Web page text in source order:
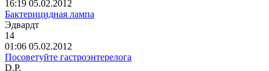
16:19 05.02.2012
Бактерицидная лампа
Эдвардт
14
01:06 05.02.2012
Посоветуйте гастроэнтерелога
D.P.